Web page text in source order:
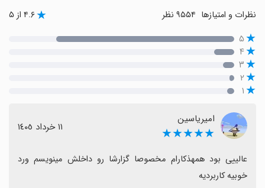
نظرات و امتیازها ۴.۶ از ۵
۵
۴
۳
۲
۱
امیریاسین
★★★★★ ١١ خرداد ١٤٠٥
خوبیه کاربردیه